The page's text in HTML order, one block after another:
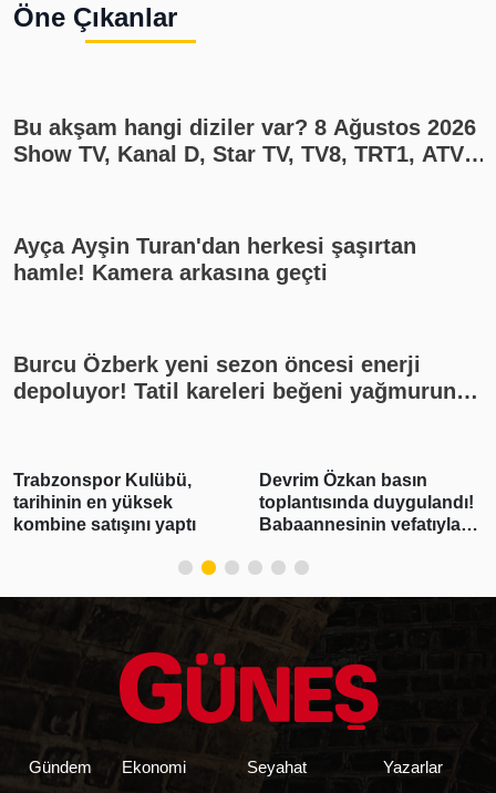
Öne Çıkanlar
Bu akşam hangi diziler var? 8 Ağustos 2026
Show TV, Kanal D, Star TV, TV8, TRT1, ATV
Ayça Ayşin Turan'dan herkesi şaşırtan
hamle! Kamera arkasına geçti
Burcu Özberk yeni sezon öncesi enerji
depoluyor! Tatil kareleri beğeni yağmuruna
Trabzonspor Kulübü,
tarihinin en yüksek
kombine satışını yaptı
Devrim Özkan basın
toplantısında duygulandı!
Babaannesinin vefatıyla
Gündem
Ekonomi
Seyahat
Yazarlar